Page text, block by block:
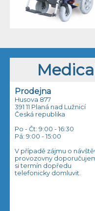
Prodejna
Husova 877
391 11 Planá nad Lužnicí
Česká republika
Po - Čt: 9:00 - 16:30
Pá: 9:00 - 15:00
V případě zájmu o
provozovny
si termín dopředu
telefonicky domluvit.